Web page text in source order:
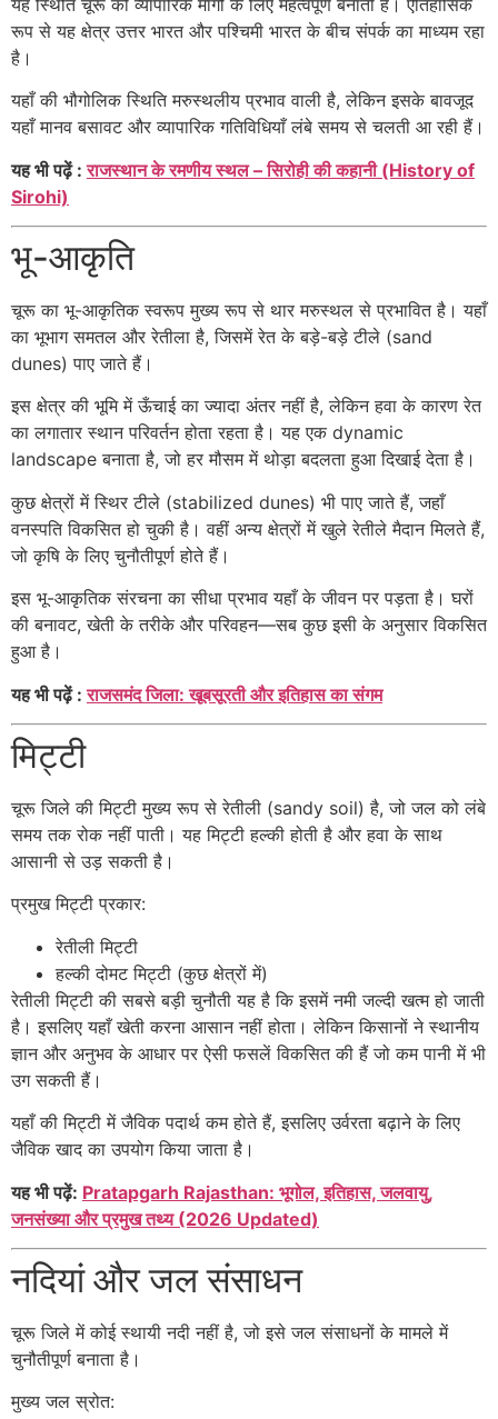
रूप से यह क्षेत्र उत्तर भारत और पश्चिमी भारत के बीच संपर्क का माध्यम रहा
है।
यहाँ की भौगोलिक स्थिति मरुस्थलीय प्रभाव वाली है, लेकिन इसके बावजूद
यहाँ मानव बसावट और व्यापारिक गतिविधियाँ लंबे समय से चलती आ रही हैं।
यह भी पढ़ें :राजस्थान के रमणीय स्थल – सिरोही की कहानी (History of
Sirohi)
भू-आकृति
चूरू का भू-आकृतिक स्वरूप मुख्य रूप से थार मरुस्थल से प्रभावित है। यहाँ
का भूभाग समतल और रेतीला है, जिसमें रेत के बड़े-बड़े टीले (sand
dunes) पाए जाते हैं।
इस क्षेत्र की भूमि में ऊँचाई का ज्यादा अंतर नहीं है, लेकिन हवा के कारण रेत
का लगातार स्थान परिवर्तन होता रहता है। यह एक dynamic
landscape बनाता है, जो हर मौसम में थोड़ा बदलता हुआ दिखाई देता है।
कुछ क्षेत्रों में स्थिर टीले (stabilized dunes) भी पाए जाते हैं, जहाँ
वनस्पति विकसित हो चुकी है। वहीं अन्य क्षेत्रों में खुले रेतीले मैदान मिलते हैं,
जो कृषि के लिए चुनौतीपूर्ण होते हैं।
इस भू-आकृतिक संरचना का सीधा प्रभाव यहाँ के जीवन पर पड़ता है। घरों
की बनावट, खेती के तरीके और परिवहन—सब कुछ इसी के अनुसार विकसित
हुआ है।
यह भी पढ़ें :राजसमंद जिला: खूबसूरती और इतिहास का संगम
मिट्टी
चूरू जिले की मिट्टी मुख्य रूप से रेतीली (sandy soil) है, जो जल को लंबे
समय तक रोक नहीं पाती। यह मिट्टी हल्की होती है और हवा के साथ
आसानी से उड़ सकती है।
प्रमुख मिट्टी प्रकार:
रेतीली मिट्टी
हल्की दोमट मिट्टी (कुछ क्षेत्रों में)
रेतीली मिट्टी की सबसे बड़ी चुनौती यह है कि इसमें नमी जल्दी खत्म हो जाती
है। इसलिए यहाँ खेती करना आसान नहीं होता। लेकिन किसानों ने स्थानीय
ज्ञान और अनुभव के आधार पर ऐसी फसलें विकसित की हैं जो कम पानी में भी
उग सकती हैं।
यहाँ की मिट्टी में जैविक पदार्थ कम होते हैं, इसलिए उर्वरता बढ़ाने के लिए
जैविक खाद का उपयोग किया जाता है।
यह भी पढ़ें: Pratapgarh Rajasthan: भूगोल, इतिहास, जलवायु,
जनसंख्या और प्रमुख तथ्य (2026 Updated)
नदियां और जल संसाधन
चूरू जिले में कोई स्थायी नदी नहीं है, जो इसे जल संसाधनों के मामले में
चुनौतीपूर्ण बनाता है।
मुख्य जल स्रोत: